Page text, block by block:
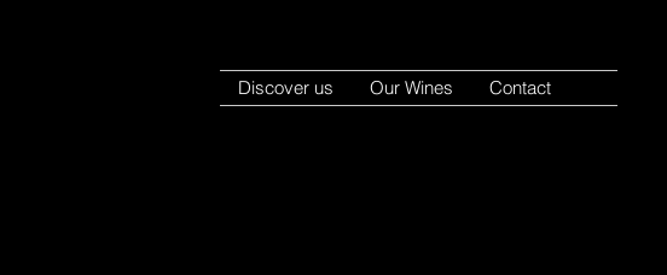
Discover us Our Wines Contact